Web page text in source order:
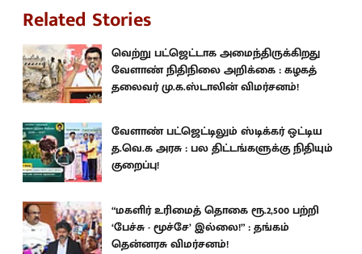
Related Stories
வெற்று பட்ஜெட்டாக அமைந்திருக்கிறது
வேளாண் நிதிநிலை அறிக்கை : கழகத்
தலைவர் மு.க.ஸ்டாலின் விமர்சனம்!
வேளாண் பட்ஜெட்டிலும் ஸ்டிக்கர் ஒட்டிய
த.வெ.க அரசு : பல திட்டங்களுக்கு நிதியும்
குறைப்பு!
“மகளிர் உரிமைத் தொகை ரூ.2,500 பற்றி
‘பேச்சு - மூச்சே’ இல்லை!” : தங்கம்
தென்னரசு விமர்சனம்!